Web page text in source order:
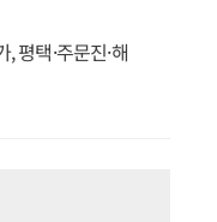
평택·주문진·해